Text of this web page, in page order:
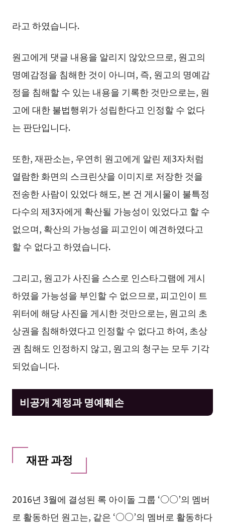
라고 하였습니다.
원고에게 댓글 내용을 알리지 않았으므로, 원고의
명예감정을 침해한 것이 아니며, 즉, 원고의 명예감
정을 침해할 수 있는 내용을 기록한 것만으로는, 원
고에 대한 불법행위가 성립한다고 인정할 수 없다
는 판단입니다.
또한, 재판소는, 우연히 원고에게 알린 제3자처럼
열람한 화면의 스크린샷을 이미지로 저장한 것을
전송한 사람이 있었다 해도, 본 건 게시물이 불특정
다수의 제3자에게 확산될 가능성이 있었다고 할 수
없으며, 확산의 가능성을 피고인이 예견하였다고
할 수 없다고 하였습니다.
그리고, 원고가 사진을 스스로 인스타그램에 게시
하였을 가능성을 부인할 수 없으므로, 피고인이 트
위터에 해당 사진을 게시한 것만으로는, 원고의 초
상권을 침해하였다고 인정할 수 없다고 하여, 초상
권 침해도 인정하지 않고, 원고의 청구는 모두 기각
되었습니다.
비공개 계정과 명예훼손
재판 과정
2016년 3월에 결성된 록 아이돌 그룹 ‘○○’의 멤버
로 활동하던 원고는, 같은 ‘○○’의 멤버로 활동하다